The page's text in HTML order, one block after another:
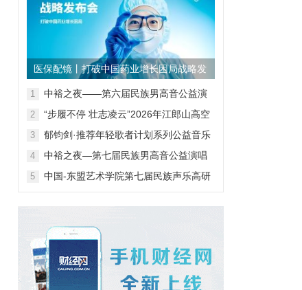
医保配镜丨打破中国药业增长困局战略发
布会
1
中裕之夜——第六届民族男高音公益演
2
“步履不停 壮志凌云”2026年江郎山高空
3
郁钧剑·推荐年轻歌者计划系列公益音乐
4
中裕之夜—第七届民族男高音公益演唱
5
中国-东盟艺术学院第七届民族声乐高研